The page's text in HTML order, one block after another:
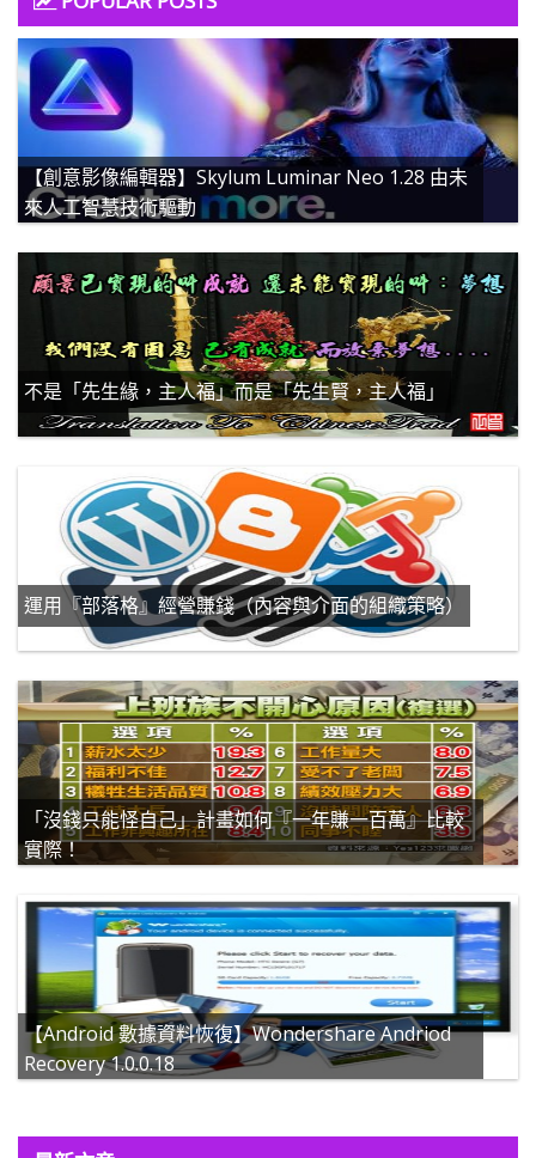
【創意影像編輯器】Skylum Luminar Neo 1.28 由未
來人工智慧技術驅動
不是「先生緣，主人福」而是「先生賢，主人福」
運用『部落格』經營賺錢（內容與介面的組織策略）
「沒錢只能怪自己」計畫如何『一年賺一百萬』比較
實際！
【Android 數據資料恢復】Wondershare Andriod
Recovery 1.0.0.18
最新文章